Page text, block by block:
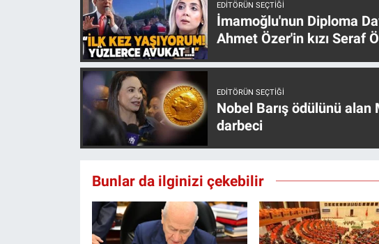
EDITÖRÜN SEÇTIĞI
İmamoğlu'nun Diploma
Ahmet Özer'in kızı Seraf
EDITÖRÜN SEÇTIĞI
Nobel Barış ödülünü
darbeci
Bunlar da ilginizi çekebilir